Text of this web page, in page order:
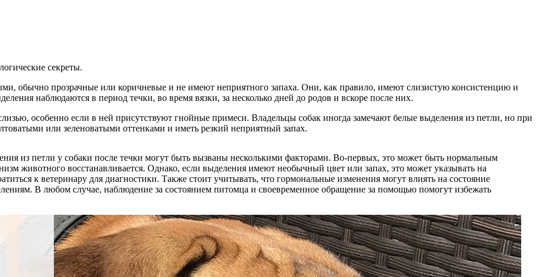
секреты.
обычно прозрачные или коричневые и не имеют неприятного запаха. Они, как правило, имеют слизистую консистенцию и
наблюдаются в период течки, во время вязки, за несколько дней до родов и вскоре после них.
особенно если в ней присутствуют гнойные примеси. Владельцы собак иногда замечают белые выделения из петли, но при
или зеленоватыми оттенками и иметь резкий неприятный запах.
из петли у собаки после течки могут быть вызваны несколькими факторами. Во-первых, это может быть нормальным
животного восстанавливается. Однако, если выделения имеют необычный цвет или запах, это может указывать на
к ветеринару для диагностики. Также стоит учитывать, что гормональные изменения могут влиять на состояние
В любом случае, наблюдение за состоянием питомца и своевременное обращение за помощью помогут избежать